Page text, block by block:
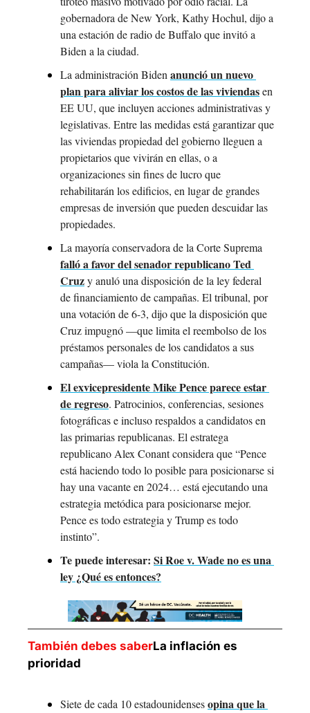
gobernadora de New York, Kathy Hochul, dijo a
una estación de radio de Buffalo que invitó a
Biden a la ciudad.
La administración Biden anunció un nuevo
plan para aliviar los costos de las viviendas en
EE UU, que incluyen acciones administrativas y
legislativas. Entre las medidas está garantizar que
las viviendas propiedad del gobierno lleguen a
propietarios que vivirán en ellas, o a
organizaciones sin fines de lucro que
rehabilitarán los edificios, en lugar de grandes
empresas de inversión que pueden descuidar las
propiedades.
falló a favor del senador republicano Ted
Cruz y anuló una disposición de la ley federal
de financiamiento de campañas. El tribunal, por
una votación de 6-3, dijo que la disposición que
Cruz impugnó —que limita el reembolso de los
préstamos personales de los candidatos a sus
campañas— viola la Constitución.
El exvicepresidente Mike Pence parece estar
de regreso. Patrocinios, conferencias, sesiones
fotográficas e incluso respaldos a candidatos en
las primarias republicanas. El estratega
republicano Alex Conant considera que “Pence
está haciendo todo lo posible para posicionarse si
hay una vacante en 2024… está ejecutando una
estrategia metódica para posicionarse mejor.
Pence es todo estrategia y Trump es todo
instinto”.
Te puede interesar: Si Roe v. Wade no es una
ley ¿Qué es entonces?
También debes saberLa inflación es
prioridad
Siete de cada 10 estadounidenses opina que la